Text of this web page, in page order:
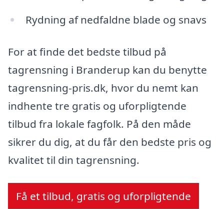
Rydning af nedfaldne blade og snavs
For at finde det bedste tilbud på
tagrensning i Branderup kan du benytte
tagrensning-pris.dk, hvor du nemt kan
indhente tre gratis og uforpligtende
tilbud fra lokale fagfolk. På den måde
sikrer du dig, at du får den bedste pris og
kvalitet til din tagrensning.
Få et tilbud, gratis og uforpligtende